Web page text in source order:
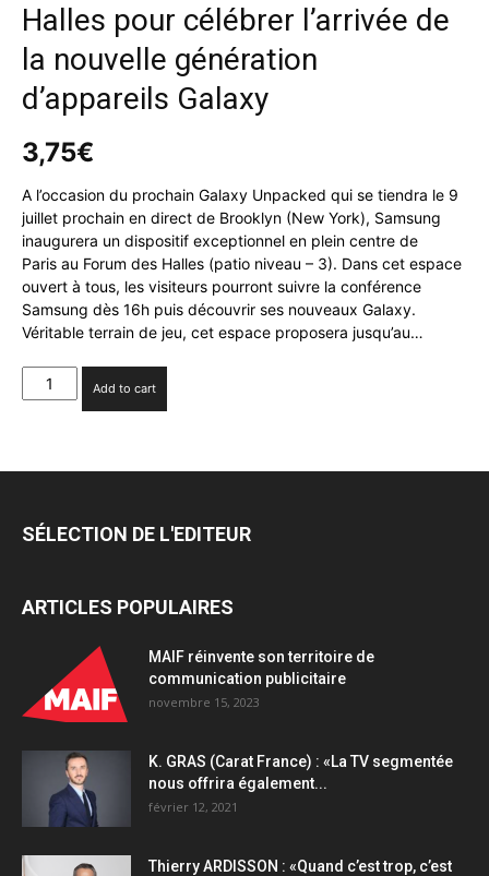
Halles pour célébrer l’arrivée de
la nouvelle génération
d’appareils Galaxy
3,75€
A l’occasion du prochain Galaxy Unpacked qui se tiendra le 9
juillet prochain en direct de Brooklyn (New York), Samsung
inaugurera un dispositif exceptionnel en plein centre de
Paris au Forum des Halles (patio niveau – 3). Dans cet espace
ouvert à tous, les visiteurs pourront suivre la conférence
Samsung dès 16h puis découvrir ses nouveaux Galaxy.
Véritable terrain de jeu, cet espace proposera jusqu’au…
Samsung
investit
des
célébrer
la
génération
d’appareils
Galaxy
quantity
Add to cart
SÉLECTION DE L'EDITEUR
ARTICLES POPULAIRES
MAIF réinvente son territoire de
communication publicitaire
novembre 15, 2023
K. GRAS (Carat France) : «La TV segmentée
nous offrira également...
février 12, 2021
Thierry ARDISSON : «Quand c’est trop, c’est